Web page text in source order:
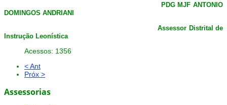
PDG MJF ANTONIO
DOMINGOS ANDRIANI
Assessor Distrital de
Instrução Leonística
Acessos: 1356
< Ant
Próx >
Assessorias